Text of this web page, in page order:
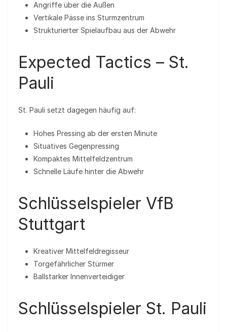
Angriffe über die Außen
Vertikale Pässe ins Sturmzentrum
Strukturierter Spielaufbau aus der Abwehr
Expected Tactics – St.
Pauli
St. Pauli setzt dagegen häufig auf:
Hohes Pressing ab der ersten Minute
Situatives Gegenpressing
Kompaktes Mittelfeldzentrum
Schnelle Läufe hinter die Abwehr
Schlüsselspieler VfB
Stuttgart
Kreativer Mittelfeldregisseur
Torgefährlicher Stürmer
Ballstarker Innenverteidiger
Schlüsselspieler St. Pauli